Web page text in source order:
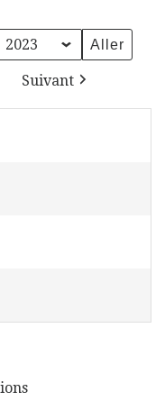
Suivant